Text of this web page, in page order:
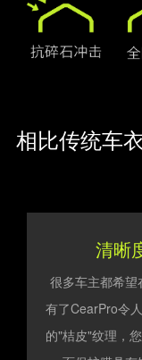
相比传统车
清晰
很多车主都希望
有了CearPro令
的"桔皮"纹理，